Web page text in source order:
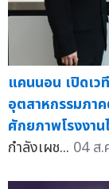
แคนนอน เปิดเ
อุตสาหกรรมภา
ศักยภาพโรงงา
กำลังเผช... 04 ส.